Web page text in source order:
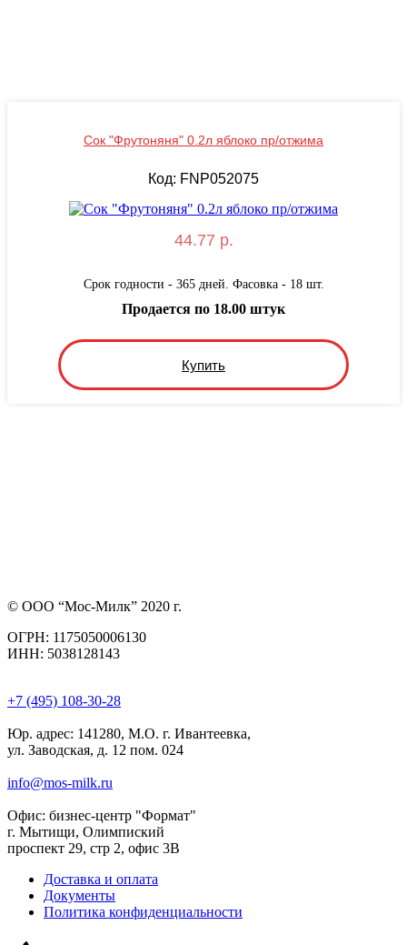
Сок "Фрутоняня" 0.2л яблоко пр/отжима
Код: FNP052075
44.77 р.
Срок годности - 365 дней. Фасовка - 18 шт.
Купить
Продается по 18.00 штук
© ООО “Мос-Милк” 2020 г.
ОГРН: 1175050006130
ИНН: 5038128143
+7 (495) 108-30-28
Юр. адрес: 141280, М.О. г. Ивантеевка,
ул. Заводская, д. 12 пом. 024
info@mos-milk.ru
Офис: бизнес-центр "Формат"
г. Мытищи, Олимпиский
проспект 29, стр 2, офис 3B
Доставка и оплата
Документы
Политика конфиденциальности